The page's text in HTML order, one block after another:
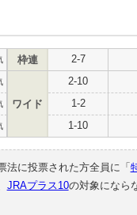
枠連 2-7
ワイド
2-10
1-2
1-10
法に投票された方全員に「
JRAプラス10の対象になら